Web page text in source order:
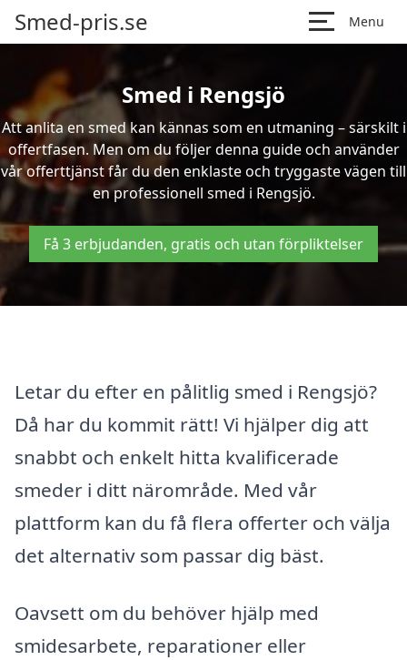
Smed-pris.se Menu
Smed i Rengsjö
Att anlita en smed kan kännas som en utmaning – särskilt i
offertfasen. Men om du följer denna guide och använder
vår offerttjänst får du den enklaste och tryggaste vägen till
en professionell smed i Rengsjö.
Få 3 erbjudanden, gratis och utan förpliktelser
Letar du efter en pålitlig smed i Rengsjö?
Då har du kommit rätt! Vi hjälper dig att
snabbt och enkelt hitta kvalificerade
smeder i ditt närområde. Med vår
plattform kan du få flera offerter och välja
det alternativ som passar dig bäst.
Oavsett om du behöver hjälp med
smidesarbete, reparationer eller